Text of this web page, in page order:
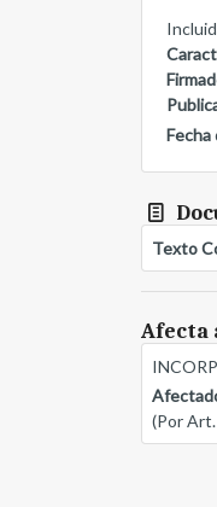
Texto
Afecta
(Por Art.